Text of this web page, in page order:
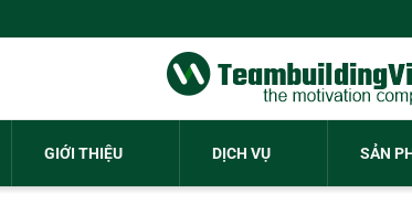
GIỚI THIỆU DỊCH VỤ SẢN